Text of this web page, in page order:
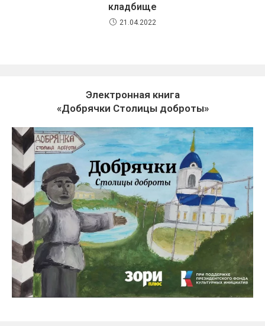
кладбище
21.04.2022
Электронная книга
«Добрячки Столицы доброты»